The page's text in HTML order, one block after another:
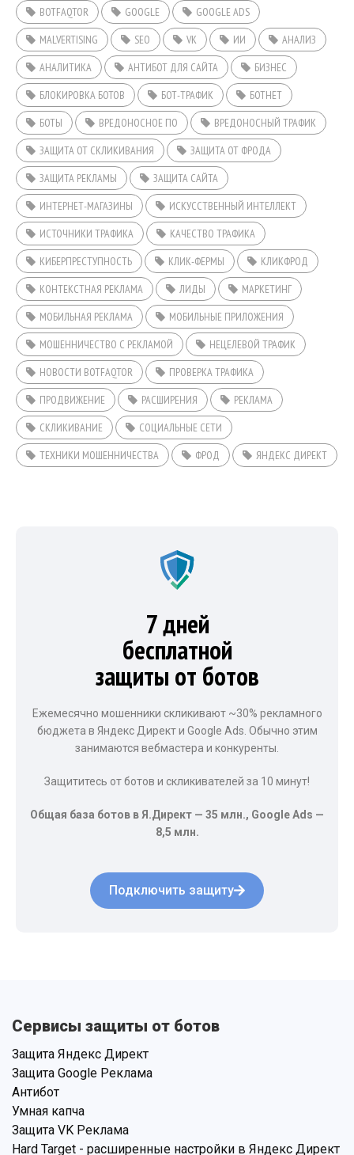
BOTFAQTOR GOOGLE
GOOGLE ADS
MALVERTISING
SEO VK ИИ
АНАЛИЗ
АНАЛИТИКА
АНТИБОТ ДЛЯ САЙТА
БИЗНЕС
БЛОКИРОВКА БОТОВ
БОТ-ТРАФИК
БОТНЕТ
БОТЫ
ВРЕДОНОСНОЕ ПО
ВРЕДОНОСНЫЙ ТРАФИК
ЗАЩИТА ОТ СКЛИКИВАНИЯ
ЗАЩИТА ОТ ФРОДА
ЗАЩИТА РЕКЛАМЫ
ЗАЩИТА САЙТА
ИНТЕРНЕТ-МАГАЗИНЫ
ИСКУССТВЕННЫЙ ИНТЕЛЛЕКТ
ИСТОЧНИКИ ТРАФИКА
КАЧЕСТВО ТРАФИКА
КИБЕРПРЕСТУПНОСТЬ
КЛИК-ФЕРМЫ
КЛИКФРОД
КОНТЕКСТНАЯ РЕКЛАМА
ЛИДЫ
МАРКЕТИНГ
МОБИЛЬНАЯ РЕКЛАМА
МОБИЛЬНЫЕ ПРИЛОЖЕНИЯ
МОШЕННИЧЕСТВО С РЕКЛАМОЙ
НЕЦЕЛЕВОЙ ТРАФИК
НОВОСТИ BOTFAQTOR
ПРОВЕРКА ТРАФИКА
ПРОДВИЖЕНИЕ
РАСШИРЕНИЯ
РЕКЛАМА
СКЛИКИВАНИЕ
СОЦИАЛЬНЫЕ СЕТИ
ТЕХНИКИ МОШЕННИЧЕСТВА
ФРОД ЯНДЕКС ДИРЕКТ
7 дней
бесплатной
защиты от ботов
Ежемесячно мошенники скликивают ~30% рекламного
бюджета в Яндекс Директ и Google Ads. Обычно этим
занимаются вебмастера и конкуренты.
Защититесь от ботов и скликивателей за 10 минут!
Общая база ботов в Я.Директ — 35 млн., Google Ads —
8,5 млн.
Подключить защиту
Сервисы защиты от ботов
Защита Яндекс Директ
Защита Google Реклама
Антибот
Умная капча
Защита VK Реклама
Hard Target - расширенные настройки в Яндекс Директ